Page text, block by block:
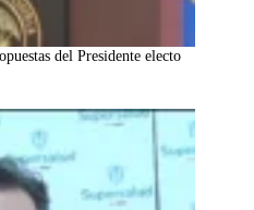
del Presidente electo